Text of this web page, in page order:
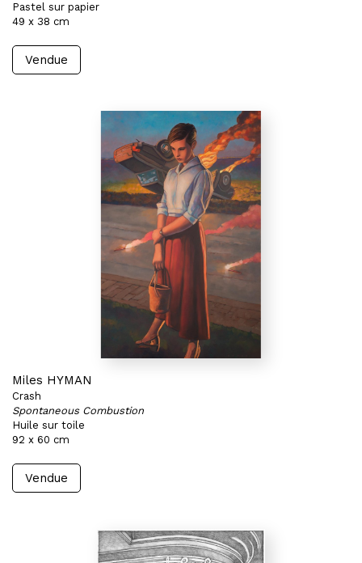
Pastel sur papier
49 x 38 cm
Vendue
Miles HYMAN
Crash
Spontaneous Combustion
Huile sur toile
92 x 60 cm
Vendue